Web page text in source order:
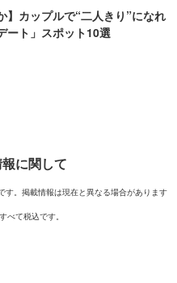
】カップルで“二人きり”になれ
ート」スポット10選
に関して
。掲載情報は現在と異なる場合があります
べて税込です。